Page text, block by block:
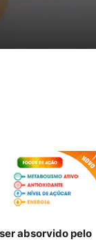
absorvido pelo